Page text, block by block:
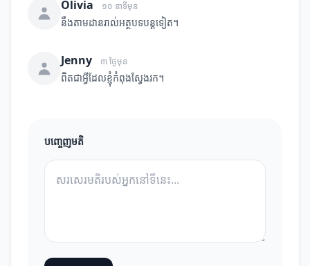
Olivia ១០ នាទីមុន
នឹងតាមដានរាល់អត្ថបទបន្តទៀត។
Jenny ៣ ថ្ងៃមុន
ពិតជាអ្វីដែលខ្ញុំកំពុងស្វែងរក។
បញ្ចេញមតិ